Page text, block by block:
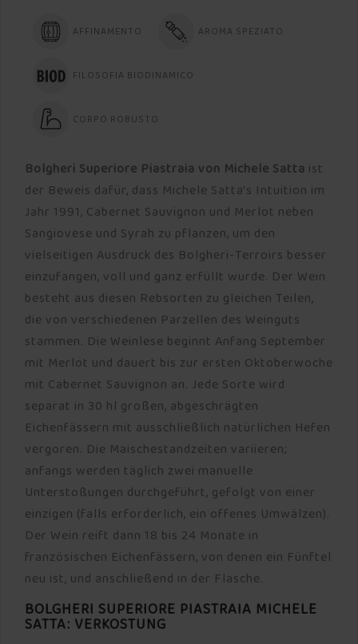
AFFINAMENTO AROMA SPEZIATO
FILOSOFIA BIODINAMICO
CORPO ROBUSTO
Bolgheri Superiore Piastraia von Michele Satta ist
der Beweis dafür, dass Michele Satta's Intuition im
Jahr 1991, Cabernet Sauvignon und Merlot neben
Sangiovese und Syrah zu pflanzen, um den
vielseitigen Ausdruck des Bolgheri-Terroirs besser
einzufangen, voll und ganz erfüllt wurde. Der Wein
besteht aus diesen Rebsorten zu gleichen Teilen,
die von verschiedenen Parzellen des Weinguts
stammen. Die Weinlese beginnt Anfang September
mit Merlot und dauert bis zur ersten Oktoberwoche
mit Cabernet Sauvignon an. Jede Sorte wird
separat in 30 hl großen, abgeschrägten
Eichenfässern mit ausschließlich natürlichen Hefen
vergoren. Die Maischestandzeiten variieren;
anfangs werden täglich zwei manuelle
Unterstoßungen durchgeführt, gefolgt von einer
einzigen (falls erforderlich, ein offenes Umwälzen).
Der Wein reift dann 18 bis 24 Monate in
französischen Eichenfässern, von denen ein Fünftel
neu ist, und anschließend in der Flasche.
BOLGHERI SUPERIORE PIASTRAIA MICHELE
SATTA: VERKOSTUNG